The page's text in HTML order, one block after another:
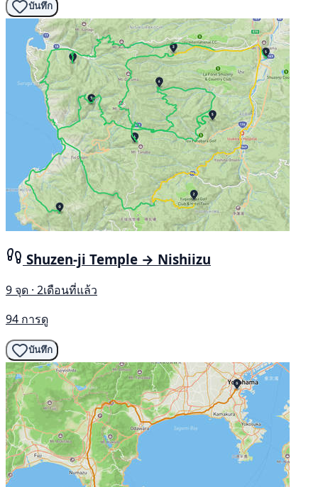
บันทึก
Shuzen-ji Temple → Nishiizu
9 จุด · 2เดือนที่แล้ว
94 การดู
บันทึก